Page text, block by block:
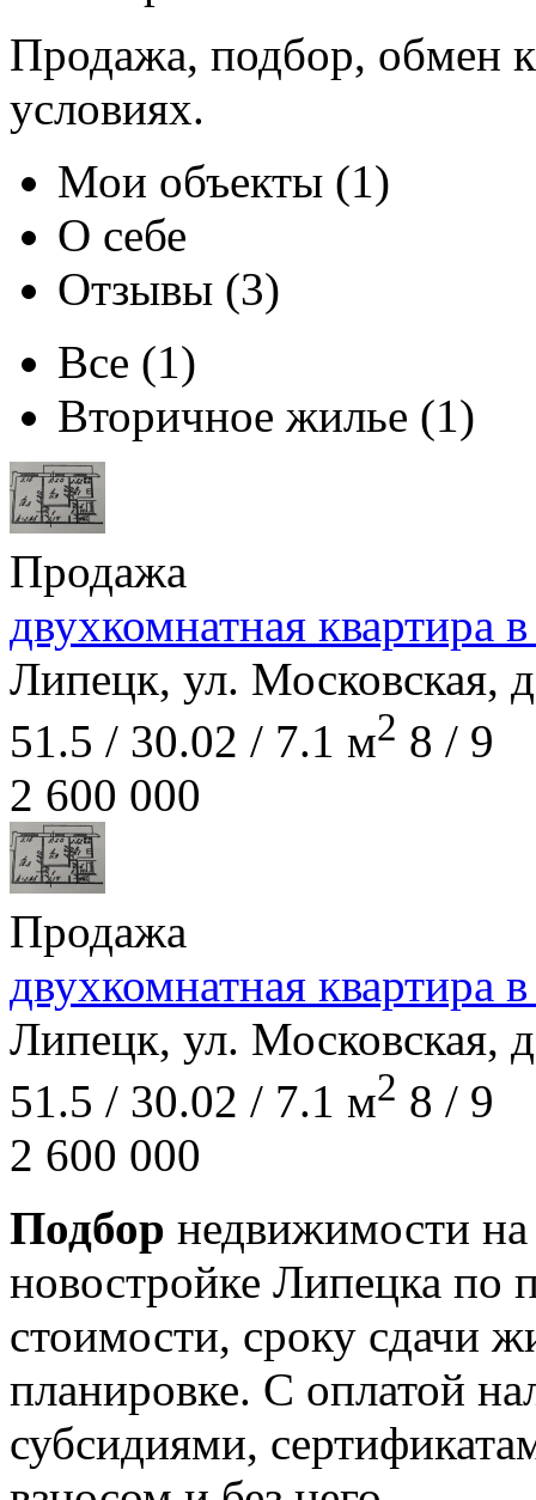
Продажа, подбор, обмен
условиях.
Мои объекты (1)
О себе
Отзывы (3)
Все (1)
Вторичное жилье (1)
Продажа
двухкомнатная квартира
Липецк, ул. Московская,
51.5 / 30.02 / 7.1 м2 8 / 9
2 600 000
Продажа
двухкомнатная квартира
Липецк, ул. Московская,
51.5 / 30.02 / 7.1 м2 8 / 9
2 600 000
Подбор недвижимости
новостройке Липецка по
стоимости, сроку сдачи
планировке. С оплатой
субсидиями,